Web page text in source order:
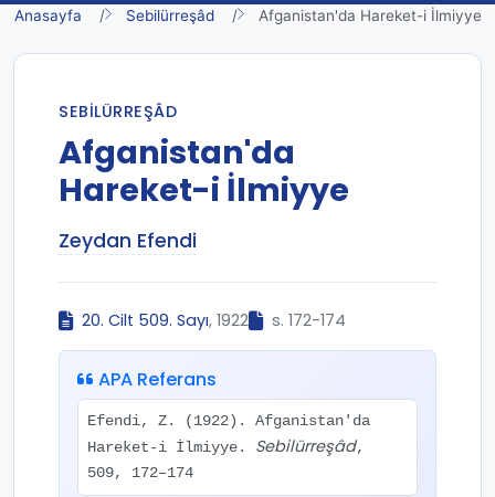
Anasayfa Sebilürreşâd Afganistan'da Hareket-i İlmiyye
SEBILÜRREŞÂD
Afganistan'da
Hareket-i İlmiyye
Zeydan Efendi
20. Cilt 509. Sayı, 1922 s. 172-174
APA Referans
Efendi, Z. (1922). Afganistan'da
Hareket-i İlmiyye. Sebilürreşâd,
509, 172–174